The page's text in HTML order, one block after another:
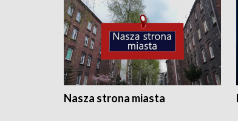
Nasza strona miasta